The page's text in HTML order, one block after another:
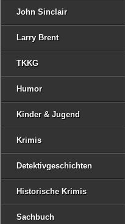
John Sinclair
Larry Brent
TKKG
Humor
Kinder & Jugend
Krimis
Detektivgeschichten
Historische Krimis
Sachbuch